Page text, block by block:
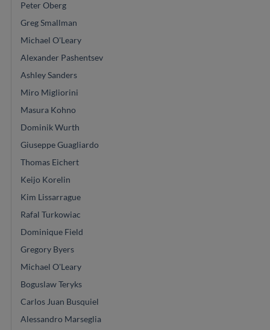
Peter Oberg
Greg Smallman
Michael O'Leary
Alexander Pashentsev
Ashley Sanders
Miro Migliorini
Masura Kohno
Dominik Wurth
Giuseppe Guagliardo
Thomas Eichert
Keijo Korelin
Kim Lissarrague
Rafal Turkowiac
Dominique Field
Gregory Byers
Michael O'Leary
Boguslaw Teryks
Carlos Juan Busquiel
Alessandro Marseglia